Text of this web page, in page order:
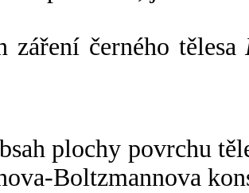
záření černého tělesa
plochy povrchu
Boltzmannova